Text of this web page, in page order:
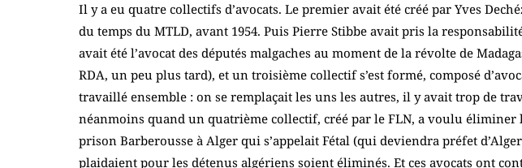
Il y a eu quatre collectifs d’avocats. Le premier avait été créé par Yves
du temps du MTLD, avant 1954. Puis Pierre Stibbe avait pris la
avait été l’avocat des députés malgaches au moment de la révolte de
RDA, un peu plus tard), et un troisième collectif s’est formé, composé
travaillé ensemble : on se remplaçait les uns les autres, il y avait trop de
néanmoins quand un quatrième collectif, créé par le FLN, a voulu
prison Barberousse à Alger qui s’appelait Fétal (qui deviendra préfet
plaidaient pour les détenus algériens soient éliminés. Et ces avocats ont